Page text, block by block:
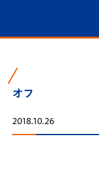
オフ
2018.10.26